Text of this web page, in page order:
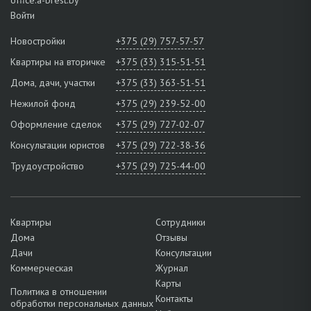
Войти
Новостройки
+375 (29) 757-57-57
Квартиры на вторичке
+375 (33) 315-51-51
Дома, дачи, участки
+375 (33) 363-51-51
Нежилой фонд
+375 (29) 239-52-00
Оформление сделок
+375 (29) 727-02-07
Консультации юристов
+375 (29) 722-38-36
Трудоустройство
+375 (29) 725-44-00
Квартиры
Дома
Дачи
Коммерческая
Политика в отношении
обработки персональных данных
Сотрудники
Отзывы
Консультации
Журнал
Карты
Контакты